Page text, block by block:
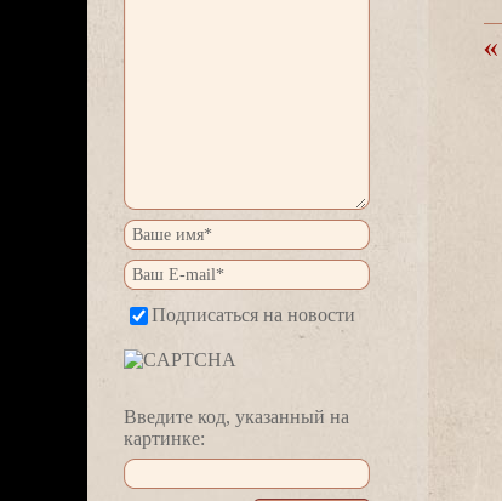
Подписаться на новости
едите код, указанный на
картинке: